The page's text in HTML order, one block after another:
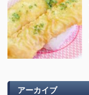
アーカイブ